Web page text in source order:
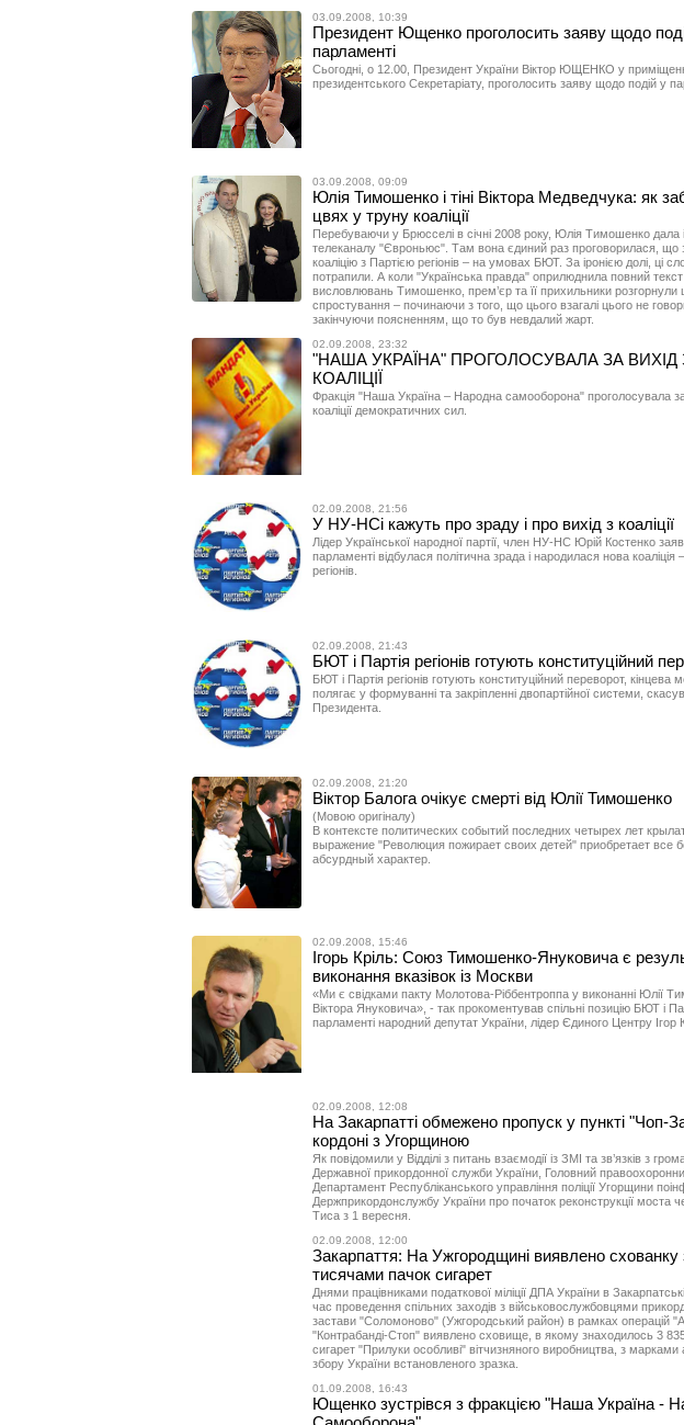
03.09.2008, 10:39
Президент Ющенко проголосить заяву щодо
парламенті
Сьогодні, о 12.00, Президент України Віктор ЮЩЕНКО у
президентського Секретаріату, проголосить заяву щодо подій у
03.09.2008, 09:09
Юлія Тимошенко і тіні Віктора Медведчука: як
цвях у труну коаліції
Перебуваючи у Брюсселі в січні 2008 року, Юлія Тимошенко дала
телеканалу "Євроньюс". Там вона єдиний раз проговорилася, що
коаліцію з Партією регіонів – на умовах БЮТ. За іронією долі, ці
потрапили. А коли "Українська правда" оприлюднила повний текст
висловлювань Тимошенко, прем’єр та її прихильники розгорнули
спростування – починаючи з того, що цього взагалі цього не
закінчуючи поясненням, що то був невдалий жарт.
02.09.2008, 23:32
"НАША УКРАЇНА" ПРОГОЛОСУВАЛА ЗА ВИХІД
КОАЛІЦІЇ
Фракція "Наша Україна – Народна самооборона" проголосувала за
коаліції демократичних сил.
02.09.2008, 21:56
У НУ-НСі кажуть про зраду і про вихід з коаліції
Лідер Української народної партії, член НУ-НС Юрій Костенко
парламенті відбулася політична зрада і народилася нова коаліція
регіонів.
02.09.2008, 21:43
БЮТ і Партія регіонів готують конституційний
БЮТ і Партія регіонів готують конституційний переворот, кінцева
полягає у формуванні та закріпленні двопартійної системи,
Президента.
02.09.2008, 21:20
Віктор Балога очікує смерті від Юлії Тимошенко
(Мовою оригіналу)
В контексте политических событий последних четырех лет
выражение "Революция пожирает своих детей" приобретает все
абсурдный характер.
02.09.2008, 15:46
Ігорь Кріль: Союз Тимошенко-Януковича є
виконання вказівок із Москви
«Ми є свідками пакту Молотова-Ріббентроппа у виконанні Юлії
Віктора Януковича», - так прокоментував спільні позицію БЮТ і
парламенті народний депутат України, лідер Єдиного Центру Ігор
02.09.2008, 12:08
На Закарпатті обмежено пропуск у пункті "Чоп-
кордоні з Угорщиною
Як повідомили у Відділі з питань взаємодії із ЗМІ та зв’язків з
Державної прикордонної служби України, Головний
Департамент Республіканського управління поліції Угорщини
Держприкордонслужбу України про початок реконструкції моста
Тиса з 1 вересня.
02.09.2008, 12:00
Закарпаття: На Ужгородщині виявлено
тисячами пачок сигарет
Днями працівниками податкової міліції ДПА України в
час проведення спільних заходів з військовослужбовцями
застави "Соломоново" (Ужгородський район) в рамках операцій
"Контрабанді-Стоп" виявлено сховище, в якому знаходилось 3
сигарет "Прилуки особливі" вітчизняного виробництва, з марками
збору України встановленого зразка.
01.09.2008, 16:43
Ющенко зустрівся з фракцією "Наша Україна -